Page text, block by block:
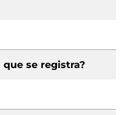
que se registra?